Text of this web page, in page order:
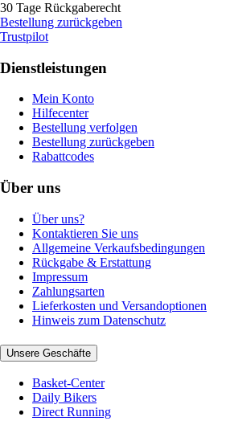
30 Tage Rückgaberecht
Bestellung zurückgeben
Trustpilot
Dienstleistungen
Mein Konto
Hilfecenter
Bestellung verfolgen
Bestellung zurückgeben
Rabattcodes
Über uns
Über uns?
Kontaktieren Sie uns
Allgemeine Verkaufsbedingungen
Rückgabe & Erstattung
Impressum
Zahlungsarten
Lieferkosten und Versandoptionen
Hinweis zum Datenschutz
Unsere Geschäfte
Basket-Center
Daily Bikers
Direct Running